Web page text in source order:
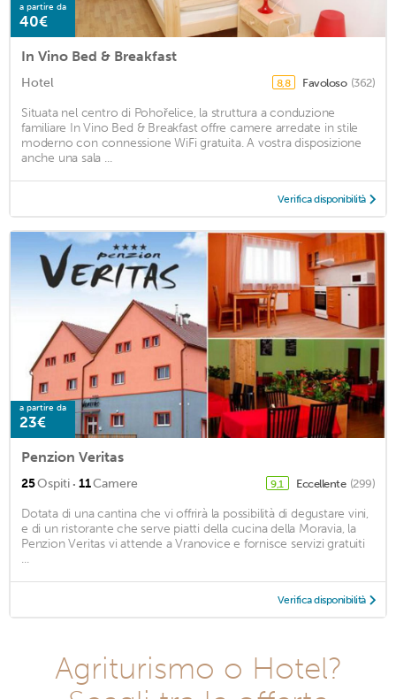
a partire da
40€
In Vino Bed & Breakfast
Hotel 8,8 Favoloso (362)
Situata nel centro di Pohořelice, la struttura a conduzione
familiare In Vino Bed & Breakfast offre camere arredate in stile
moderno con connessione WiFi gratuita. A vostra disposizione
anche una sala ...
Verifica disponibilità
a partire da
23€
Penzion Veritas
25Ospiti · 11Camere 9,1 Eccellente (299)
Dotata di una cantina che vi offrirà la possibilità di degustare vini,
e di un ristorante che serve piatti della cucina della Moravia, la
Penzion Veritas vi attende a Vranovice e fornisce servizi gratuiti
...
Verifica disponibilità
Agriturismo o Hotel?